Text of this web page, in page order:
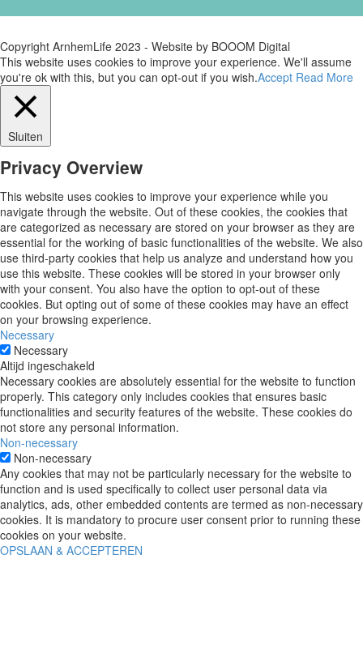
Copyright ArnhemLife 2023 - Website by BOOOM Digital
This website uses cookies to improve your experience. We'll assume
you're ok with this, but you can opt-out if you wish.Accept Read More
Sluiten
Privacy Overview
This website uses cookies to improve your experience while you
navigate through the website. Out of these cookies, the cookies that
are categorized as necessary are stored on your browser as they are
essential for the working of basic functionalities of the website. We also
use third-party cookies that help us analyze and understand how you
use this website. These cookies will be stored in your browser only
with your consent. You also have the option to opt-out of these
cookies. But opting out of some of these cookies may have an effect
on your browsing experience.
Necessary
Necessary
Altijd ingeschakeld
Necessary cookies are absolutely essential for the website to function
properly. This category only includes cookies that ensures basic
functionalities and security features of the website. These cookies do
not store any personal information.
Non-necessary
Non-necessary
Any cookies that may not be particularly necessary for the website to
function and is used specifically to collect user personal data via
analytics, ads, other embedded contents are termed as non-necessary
cookies. It is mandatory to procure user consent prior to running these
cookies on your website.
OPSLAAN & ACCEPTEREN